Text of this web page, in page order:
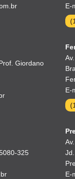
E-
Giordano
E-
325
E-